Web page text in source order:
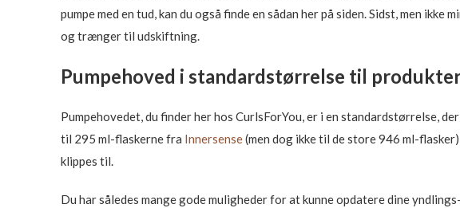
pumpe med en tud, kan du også finde en sådan her på siden. Sidst, men
og trænger til udskiftning.
Pumpehoved i standardstørrelse til
Pumpehovedet, du finder her hos CurlsForYou, er i en standardstørrelse,
til 295 ml-flaskerne fra Innersense(men dog ikke til de store 946 ml-
klippes til.
Du har således mange gode muligheder for at kunne opdatere dine